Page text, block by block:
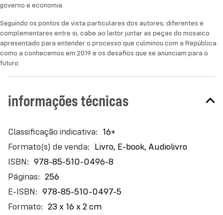
governo e economia.
Seguindo os pontos de vista particulares dos autores, diferentes e
complementares entre si, cabe ao leitor juntar as peças do mosaico
apresentado para entender o processo que culminou com a República
como a conhecemos em 2019 e os desafios que se anunciam para o
futuro.
informações técnicas
Mais
informações
16+
Livro, E-book, Audiolivro
978-85-510-0496-8
256
978-85-510-0497-5
23 x 16 x 2 cm